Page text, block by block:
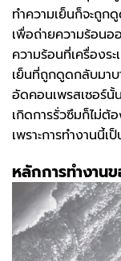
ทำความเย็นก็จะถูก
เพื่อถ่ายความร้อนอ
ความร้อนที่เครื่องร
เย็นที่ถูกดูดกลับมาบ
อัดคอนเพรสเซอร์นั้
เกิดการรั่วซึมก็ไม่ต้อ
เพราะการทำงานนี้เ
หลักการทำงาน